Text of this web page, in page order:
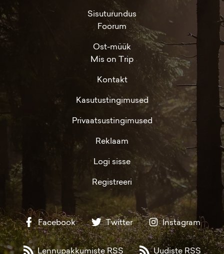
Sisuturundus
Foorum
Ost-müük
Mis on Trip
Kontakt
Kasutustingimused
Privaatsustingimused
Reklaam
Logi sisse
Registreeri
Facebook Twitter Instagram
Lennupakkumiste RSS Uudiste RSS